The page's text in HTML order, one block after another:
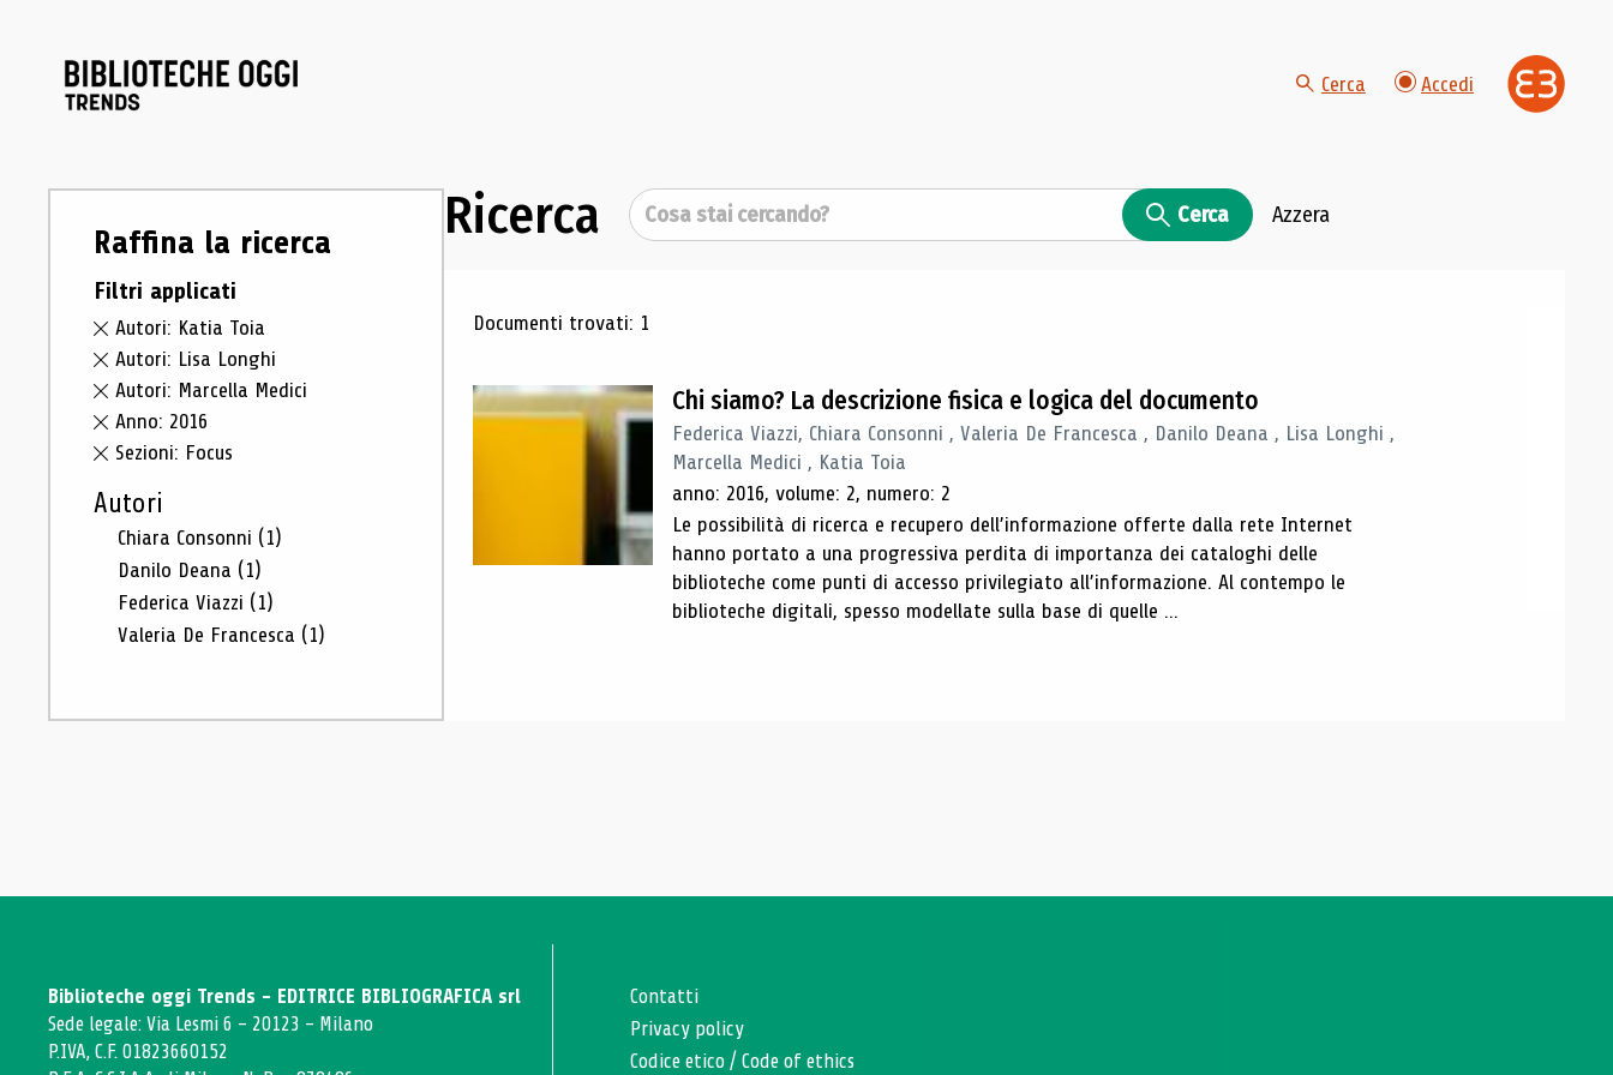
Cerca Accedi
Raffina la ricerca
Filtri applicati
Autori: Katia Toia
Autori: Lisa Longhi
Autori: Marcella Medici
Anno: 2016
Sezioni: Focus
Autori
Chiara Consonni (1)
Danilo Deana (1)
Federica Viazzi (1)
Valeria De Francesca (1)
Ricerca Cerca Cerca Azzera
Risultati di ricerca
Documenti trovati: 1
Chi siamo? La descrizione fisica e logica del documento
Federica Viazzi, Chiara Consonni , Valeria De Francesca , Danilo Deana , Lisa Longhi ,
Marcella Medici , Katia Toia
anno: 2016, volume: 2, numero: 2
Le possibilità di ricerca e recupero dell’informazione offerte dalla rete Internet
hanno portato a una progressiva perdita di importanza dei cataloghi delle
biblioteche come punti di accesso privilegiato all’informazione. Al contempo le
biblioteche digitali, spesso modellate sulla base di quelle ...
Biblioteche oggi Trends - EDITRICE BIBLIOGRAFICA srl
Sede legale: Via Lesmi 6 - 20123 - Milano
P.IVA, C.F. 01823660152
Contatti
Privacy policy
Codice etico /Code of ethics